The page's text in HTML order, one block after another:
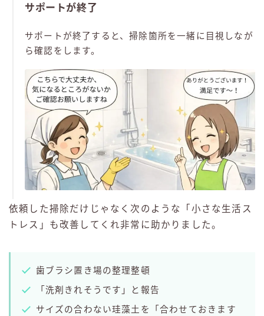
サポートが終了
サポートが終了すると、掃除箇所を一緒に目視しなが
ら確認をします。
依頼した掃除だけじゃなく次のような「小さな生活ス
トレス」も改善してくれ非常に助かりました。
歯ブラシ置き場の整理整頓
「洗剤きれそうです」と報告
サイズの合わない珪藻土を「合わせておきます